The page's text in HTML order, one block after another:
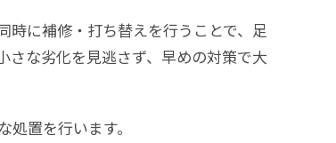
時に補修・打ち替えを行うことで、足
さな劣化を見逃さず、早めの対策で大
置を行います。